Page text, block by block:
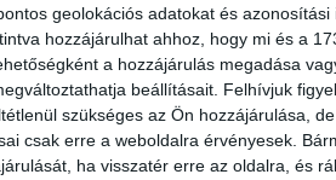
geolokációs adatokat és azonosítási
hozzájárulhat ahhoz, hogy mi és a
a hozzájárulás megadása
beállításait. Felhívjuk
szükséges az Ön hozzájárulása,
csak erre a weboldalra érvényesek.
ha visszatér erre az oldalra, és